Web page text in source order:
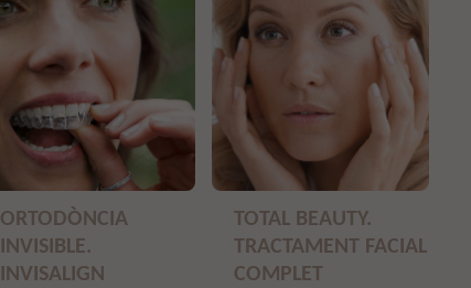
ORTODÒNCIA
INVISIBLE.
INVISALIGN
TOTAL BEAUTY.
TRACTAMENT FACIAL
COMPLET